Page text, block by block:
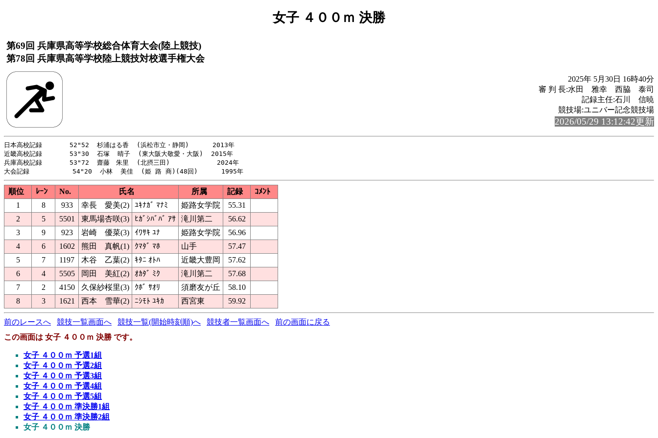
女子 ４００ｍ 決勝
第69回 兵庫県高等学校総合体育大会(陸上競技)
第78回 兵庫県高等学校陸上競技対校選手権大会
2025年 5月30日 16時40分
審 判 長:水田 雅幸 西脇 泰司
記録主任:石川 信暁
競技場:ユニバー記念競技場
2026/05/29 13:12:42更新
日本高校記録       52"52  杉浦はる香  (浜松市立・静岡)      2013年
近畿高校記録       53"30  石塚  晴子  (東大阪大敬愛・大阪)  2015年
兵庫高校記録       53"72  齋藤　朱里  (北摂三田)            2024年
順位 ﾚｰﾝ No. 氏名 所属 記録
ｺﾒﾝﾄ
1
8 933 幸長 愛美(2) ﾕｷﾅｶﾞ ﾏﾅﾐ 姫路女学院
55.31
2
5 5501 東馬場杏咲(3) ﾋｶﾞｼﾊﾞﾊﾞ ｱｻ 滝川第二
56.62
3
9 923 岩崎 優菜(3) ｲﾜｻｷ ﾕﾅ 姫路女学院
56.96
4
6 1602 熊田 真帆(1) ｸﾏﾀﾞ ﾏﾎ 山手
57.47
5
7 1197 木谷 乙葉(2) ｷﾀﾆ ｵﾄﾊ 近畿大豊岡
57.62
6
4 5505 岡田 美紅(2) ｵｶﾀﾞ ﾐｸ 滝川第二
57.68
7
2 4150 久保紗桜里(3) ｸﾎﾞ ｻｵﾘ 須磨友が丘
58.10
8
3 1621 西本 雪華(2) ﾆｼﾓﾄ ﾕｷｶ 西宮東 59.92
前のレースへ 競技一覧画面へ 競技一覧(開始時刻順)へ 競技者一覧画面へ
前の画面に戻る
この画面は 女子 ４００ｍ 決勝 です。
女子 ４００ｍ 予選1組
女子 ４００ｍ 予選2組
女子 ４００ｍ 予選3組
女子 ４００ｍ 予選4組
女子 ４００ｍ 予選5組
女子 ４００ｍ 準決勝1組
女子 ４００ｍ 準決勝2組
女子 ４００ｍ 決勝